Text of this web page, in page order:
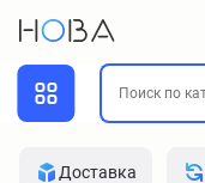
Доставка